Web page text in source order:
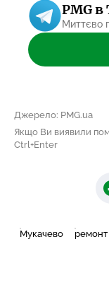
PMG в
Миттєво
Джерело: PMG.ua
Якщо Ви виявили
Ctrl+Enter
Мукачево ремонт